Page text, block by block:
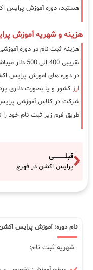
هستید، دوره آموزش
هزینه و شهریه آموزش
هزینه ثبت نام در دوره
تقریبی 400
در دوره های اموزش پرایس
ارز کشور و یا بصورت دلاری
شرکت در کلاس آموزشی پرایس
طریق فرم زیر ثبت نام خود را
قبلـــــــــــی
پرایس اکشن در فهرج
نام دوره: آموزش پرایس
شهریه ثبت نام: